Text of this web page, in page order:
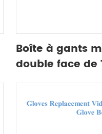
Boîte à gants
double face de
avec grande